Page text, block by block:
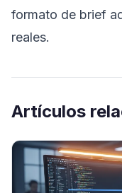
formato de brief
reales.
Artículos